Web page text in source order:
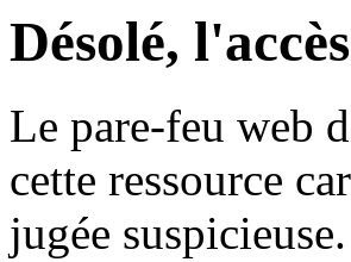
Désolé,
Le pare-feu web
cette ressource
jugée suspicieuse.